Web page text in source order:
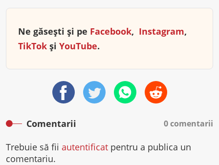
Ne găsești și pe Facebook, Instagram,
TikTok și YouTube.
Comentarii 0 comentarii
Trebuie să fii autentificat pentru a publica un
comentariu.